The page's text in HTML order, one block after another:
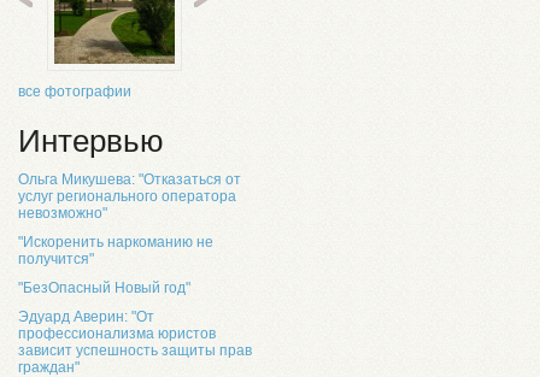
все фотографии
Интервью
Ольга Микушева: "Отказаться от
услуг регионального оператора
невозможно"
"Искоренить наркоманию не
получится"
"БезОпасный Новый год"
Эдуард Аверин: "От
профессионализма юристов
зависит успешность защиты прав
граждан"